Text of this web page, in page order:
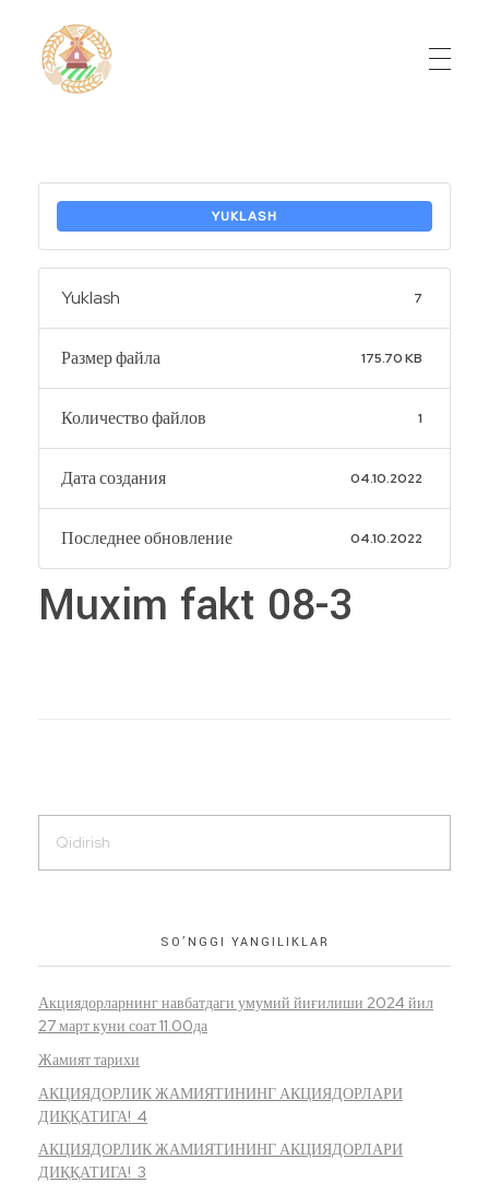
YUKLASH
Yuklash 7
Размер файла 175.70 KB
Количество файлов 1
Дата создания 04.10.2022
Последнее обновление 04.10.2022
Muxim fakt 08-3
SO’NGGI YANGILIKLAR
Акциядорларнинг навбатдаги умумий йиғилиши 2024 йил
27 март куни соат 11.00да
Жамият тарихи
АКЦИЯДОРЛИК ЖАМИЯТИНИНГ АКЦИЯДОРЛАРИ
ДИҚҚАТИГА! 4
АКЦИЯДОРЛИК ЖАМИЯТИНИНГ АКЦИЯДОРЛАРИ
ДИҚҚАТИГА! 3